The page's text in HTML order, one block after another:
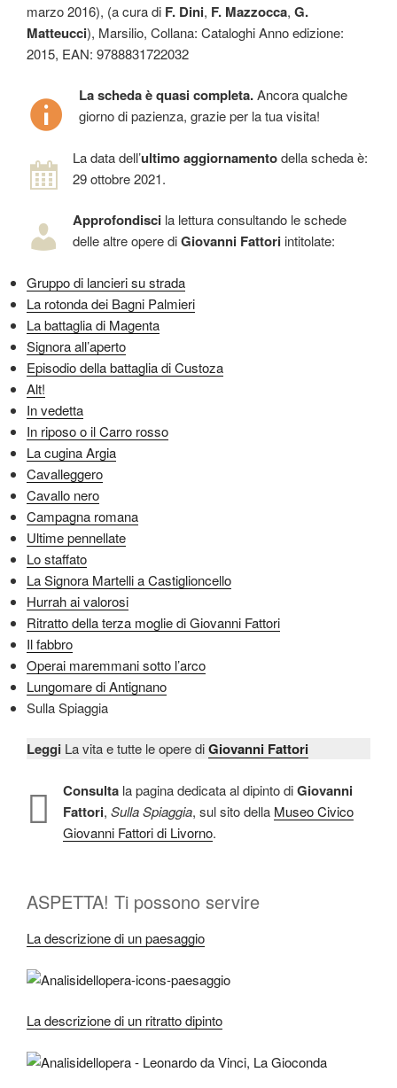
marzo 2016), (a cura di F. Dini, F. Mazzocca, G.
Matteucci), Marsilio, Collana: Cataloghi Anno edizione:
2015, EAN: 9788831722032
La scheda è quasi completa.Ancora qualche
giorno di pazienza, grazie per la tua visita!
La data dell’ultimo aggiornamentodella scheda è:
29 ottobre 2021.
Approfondisci la lettura consultando le schede
delle altre opere diGiovanni Fattori intitolate:
Gruppo di lancieri su strada
La rotonda dei Bagni Palmieri
La battaglia di Magenta
Signora all’aperto
Episodio della battaglia di Custoza
Alt!
In vedetta
In riposo o il Carro rosso
La cugina Argia
Cavalleggero
Cavallo nero
Campagna romana
Ultime pennellate
Lo staffato
La Signora Martelli a Castiglioncello
Hurrah ai valorosi
Ritratto della terza moglie di Giovanni Fattori
Il fabbro
Operai maremmani sotto l’arco
Lungomare di Antignano
Sulla Spiaggia
Leggi La vita e tutte le opere diGiovanni Fattori
Consulta la pagina dedicata al dipinto diGiovanni
Fattori, Sulla Spiaggia, sul sito della Museo Civico
Giovanni Fattori di Livorno.
ASPETTA! Ti possono servire
La descrizione di un paesaggio
La descrizione di un ritratto dipinto